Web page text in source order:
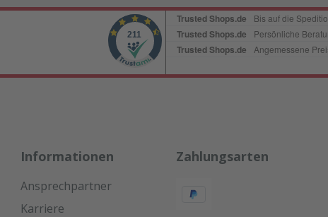
Informationen
Ansprechpartner
Karriere
Zahlungsarten